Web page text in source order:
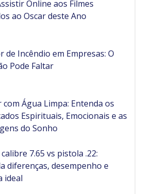
Online aos Filmes
ao Oscar deste Ano
de Incêndio em Empresas: O
Pode Faltar
com Água Limpa: Entenda os
Espirituais, Emocionais e as
do Sonho
7.65 vs pistola .22:
diferenças, desempenho e
ideal